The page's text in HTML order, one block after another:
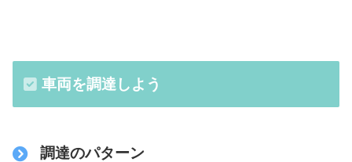
車両を調達しよう
調達のパターン